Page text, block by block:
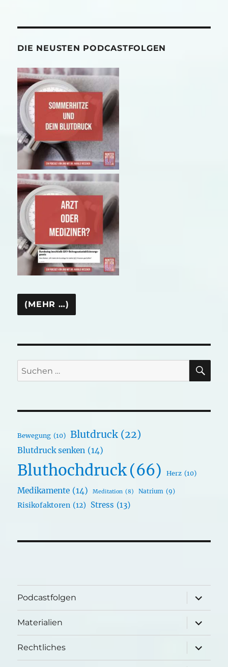
DIE NEUSTEN PODCASTFOLGEN
Suchen
nach:
Bewegung (10) Blutdruck (22)
Blutdruck senken (14)
Bluthochdruck(66) Herz (10)
Medikamente (14) Meditation (8) Natrium (9)
Risikofaktoren (12) Stress (13)
Podcastfolgen
öffnen
Materialien
öffnen
Rechtliches
öffnen